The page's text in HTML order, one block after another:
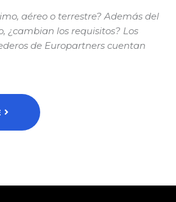
aéreo o terrestre? Además del
¿cambian los requisitos? Los
de Europartners cuentan